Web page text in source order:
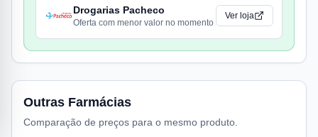
Drogarias Pacheco
Oferta com menor valor no momento
Ver loja
Outras Farmácias
Comparação de preços para o mesmo produto.